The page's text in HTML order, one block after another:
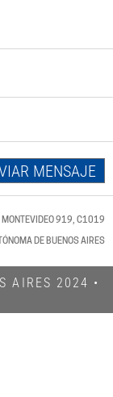
MENSAJE
MONTEVIDEO 919, C1019
DE BUENOS AIRES
AIRES 2024​ •